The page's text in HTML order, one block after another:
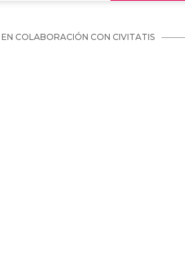
EN COLABORACIÓN CON CIVITATIS